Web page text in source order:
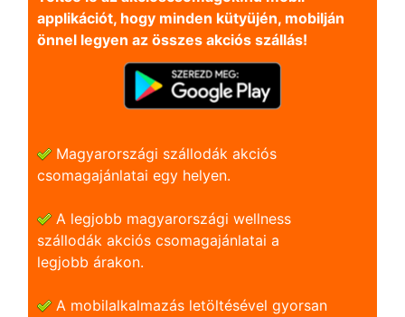
applikációt, hogy minden kütyüjén, mobilján
önnel legyen az összes akciós szállás!
Magyarországi szállodák akciós
csomagajánlatai egy helyen.
A legjobb magyarországi wellness
szállodák akciós csomagajánlatai a
legjobb árakon.
A mobilalkalmazás letöltésével gyorsan